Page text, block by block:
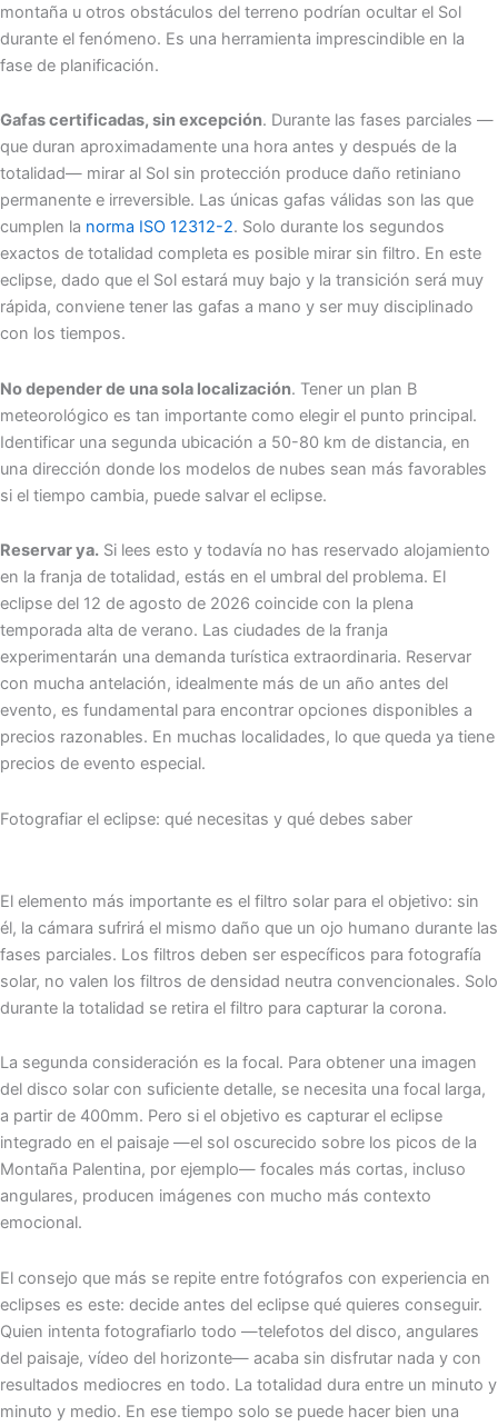
montaña u otros obstáculos del terreno podrían ocultar el Sol
durante el fenómeno. Es una herramienta imprescindible en la
fase de planificación.
Gafas certificadas, sin excepción. Durante las fases parciales —
que duran aproximadamente una hora antes y después de la
totalidad— mirar al Sol sin protección produce daño retiniano
permanente e irreversible. Las únicas gafas válidas son las que
cumplen la norma ISO 12312-2. Solo durante los segundos
exactos de totalidad completa es posible mirar sin filtro. En este
eclipse, dado que el Sol estará muy bajo y la transición será muy
rápida, conviene tener las gafas a mano y ser muy disciplinado
con los tiempos.
No depender de una sola localización. Tener un plan B
meteorológico es tan importante como elegir el punto principal.
Identificar una segunda ubicación a 50-80 km de distancia, en
una dirección donde los modelos de nubes sean más favorables
si el tiempo cambia, puede salvar el eclipse.
Reservar ya. Si lees esto y todavía no has reservado alojamiento
en la franja de totalidad, estás en el umbral del problema. El
eclipse del 12 de agosto de 2026 coincide con la plena
temporada alta de verano. Las ciudades de la franja
experimentarán una demanda turística extraordinaria. Reservar
con mucha antelación, idealmente más de un año antes del
evento, es fundamental para encontrar opciones disponibles a
precios razonables. En muchas localidades, lo que queda ya tiene
precios de evento especial.
Fotografiar el eclipse: qué necesitas y qué debes saber
El elemento más importante es el filtro solar para el objetivo: sin
él, la cámara sufrirá el mismo daño que un ojo humano durante las
fases parciales. Los filtros deben ser específicos para fotografía
solar, no valen los filtros de densidad neutra convencionales. Solo
durante la totalidad se retira el filtro para capturar la corona.
La segunda consideración es la focal. Para obtener una imagen
del disco solar con suficiente detalle, se necesita una focal larga,
a partir de 400mm. Pero si el objetivo es capturar el eclipse
integrado en el paisaje —el sol oscurecido sobre los picos de la
Montaña Palentina, por ejemplo— focales más cortas, incluso
angulares, producen imágenes con mucho más contexto
emocional.
El consejo que más se repite entre fotógrafos con experiencia en
eclipses es este: decide antes del eclipse qué quieres conseguir.
Quien intenta fotografiarlo todo —telefotos del disco, angulares
del paisaje, vídeo del horizonte— acaba sin disfrutar nada y con
resultados mediocres en todo. La totalidad dura entre un minuto y
minuto y medio. En ese tiempo solo se puede hacer bien una